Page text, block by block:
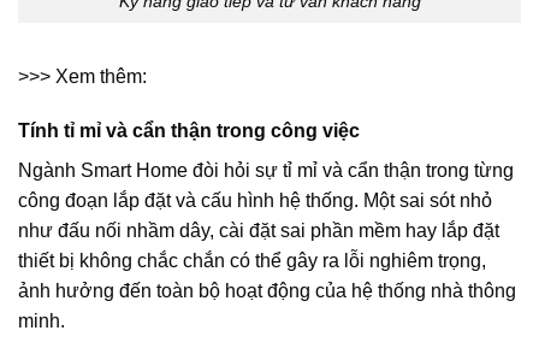
>>> Xem thêm:
Tính tỉ mỉ và cẩn thận trong công việc
Ngành Smart Home đòi hỏi sự tỉ mỉ và cẩn thận trong từng
công đoạn lắp đặt và cấu hình hệ thống. Một sai sót nhỏ
như đấu nối nhầm dây, cài đặt sai phần mềm hay lắp đặt
thiết bị không chắc chắn có thể gây ra lỗi nghiêm trọng,
ảnh hưởng đến toàn bộ hoạt động của hệ thống nhà thông
minh.